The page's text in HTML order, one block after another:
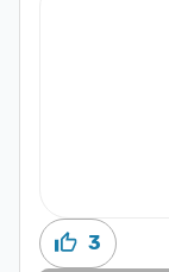
3